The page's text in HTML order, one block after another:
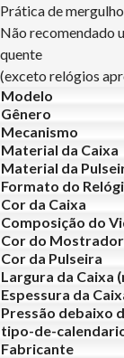
Prática de
Não recomendado
quente
(exceto relógios
Modelo
Gênero
Mecanismo
Material da Caixa
Material da
Formato do
Cor da Caixa
Composição do
Cor do Mostrador
Cor da Pulseira
Largura da Caixa
Espessura da
Pressão debaixo
tipo-de-
Fabricante